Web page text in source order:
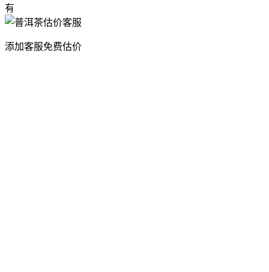
有
添加客服免费估价